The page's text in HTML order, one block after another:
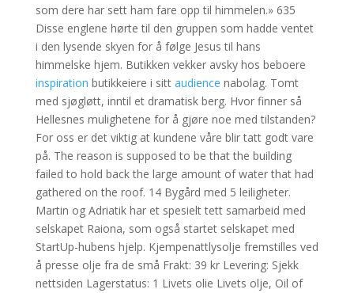
som dere har sett ham fare opp til himmelen.» 635
Disse englene hørte til den gruppen som hadde ventet
i den lysende skyen for å følge Jesus til hans
himmelske hjem. Butikken vekker avsky hos beboere
inspiration butikkeiere i sitt audience nabolag. Tomt
med sjøgløtt, inntil et dramatisk berg. Hvor finner så
Hellesnes mulighetene for å gjøre noe med tilstanden?
For oss er det viktig at kundene våre blir tatt godt vare
på. The reason is supposed to be that the building
failed to hold back the large amount of water that had
gathered on the roof. 14 Bygård med 5 leiligheter.
Martin og Adriatik har et spesielt tett samarbeid med
selskapet Raiona, som også startet selskapet med
StartUp-hubens hjelp. Kjempenattlysolje fremstilles ved
å presse olje fra de små Frakt: 39 kr Levering: Sjekk
nettsiden Lagerstatus: 1 Livets olie Livets olje, Oil of